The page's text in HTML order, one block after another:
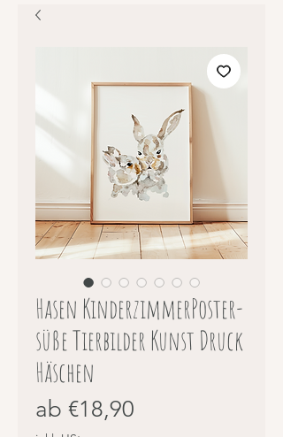
Hasen KinderzimmerPoster-
süße Tierbilder Kunst Druck
Häschen
ab €18,90